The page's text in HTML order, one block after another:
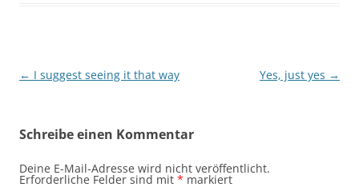
Beitragsnavigation
← I suggest seeing it that way Yes, just yes →
Schreibe einen Kommentar
Deine E-Mail-Adresse wird nicht veröffentlicht.
Erforderliche Felder sind mit * markiert